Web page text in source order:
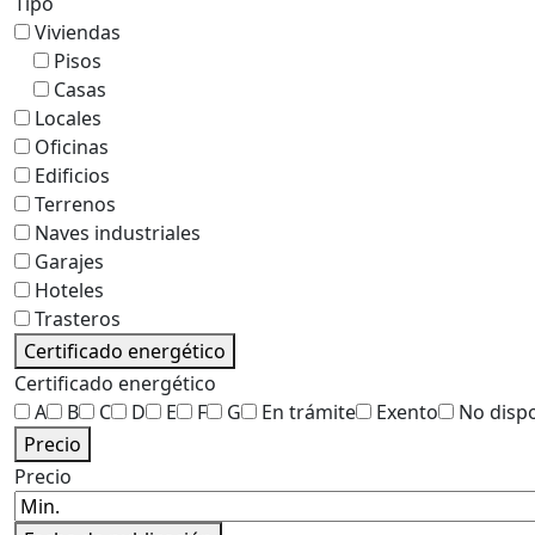
Viviendas
Pisos
Casas
Locales
Oficinas
Edificios
Terrenos
Naves industriales
Garajes
Hoteles
Trasteros
Certificado energético
Certificado energético
A
B C D E F G En trámite Exento
No
Precio
Precio